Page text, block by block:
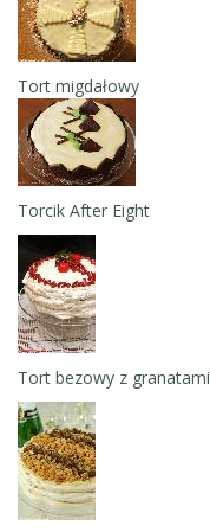
Tort migdałowy
Torcik After Eight
Tort bezowy z granatami